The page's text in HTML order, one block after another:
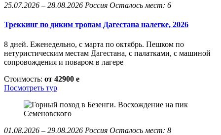
25.07.2026 – 28.08.2026 Россия Осталось мест: 6
Треккинг по диким тропам Дагестана налегке, 2026
8 дней. Еженедельно, с марта по октябрь. Пешком по
нетуристическим местам Дагестана, с палатками, с машиной
сопровождения и поваром в лагере
Стоимость: от 42900 e
Посмотреть тур
01.08.2026 – 29.08.2026 Россия Осталось мест: 8